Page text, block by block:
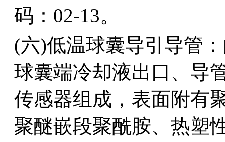
码：02-13。
(六)低温球囊导引导管
球囊端冷却液出口、导
传感器组成，表面附有
聚醚嵌段聚酰胺、热塑